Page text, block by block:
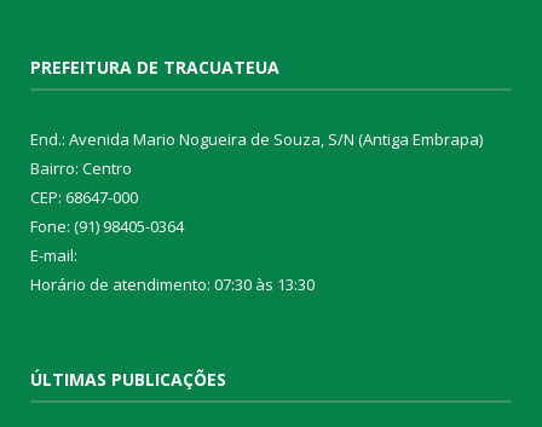
PREFEITURA DE TRACUATEUA
End.: Avenida Mario Nogueira de Souza, S/N (Antiga Embrapa)
Bairro: Centro
CEP: 68647-000
Fone: (91) 98405-0364
E-mail:
Horário de atendimento: 07:30 às 13:30
ÚLTIMAS PUBLICAÇÕES